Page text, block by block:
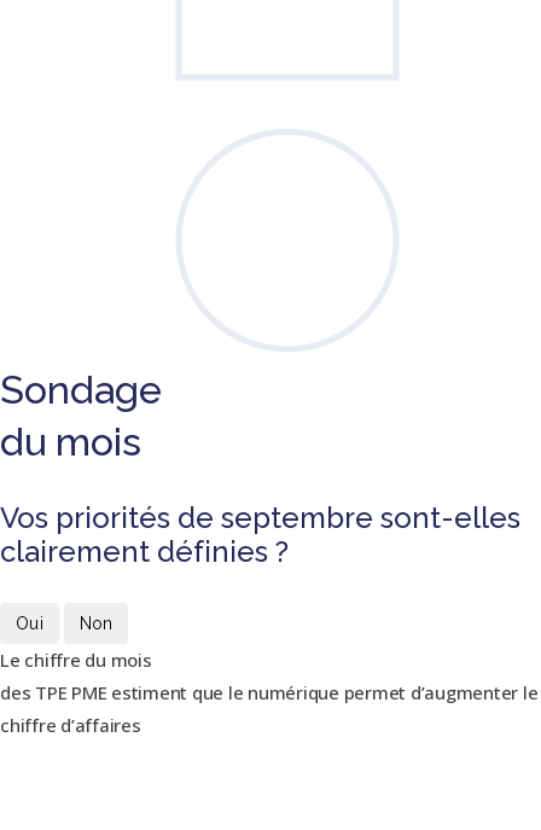
Sondage
du mois
Vos priorités de septembre sont-elles
clairement définies ?
Oui Non
Le chiffre du mois
des TPE PME estiment que le numérique permet d’augmenter le
chiffre d’affaires